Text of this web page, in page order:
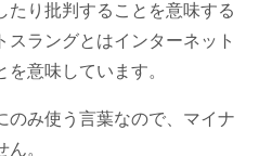
たり批判することを意味する
ラングとはインターネット
を意味しています。
のみ使う言葉なので、マイナ
。